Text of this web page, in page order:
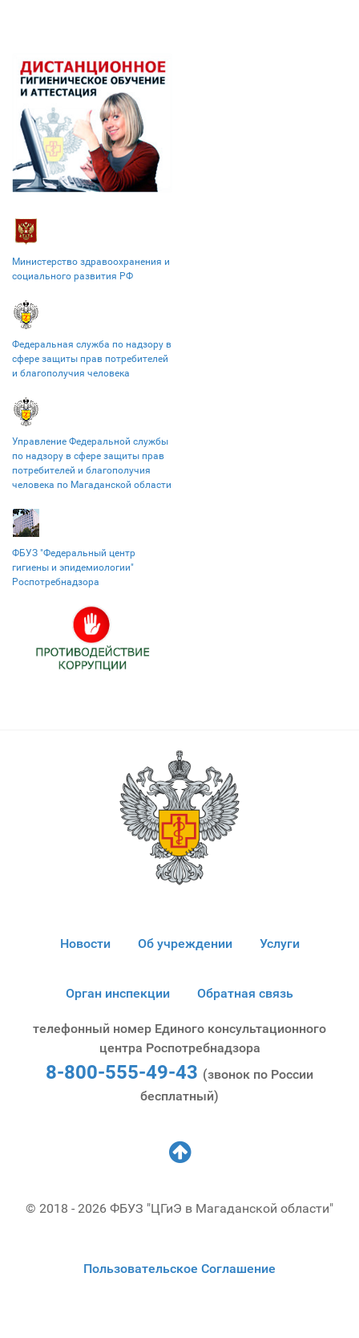
Министерство здравоохранения и
социального развития РФ
Федеральная служба по надзору в
сфере защиты прав потребителей
и благополучия человека
Управление Федеральной службы
по надзору в сфере защиты прав
потребителей и благополучия
человека по Магаданской области
ФБУЗ "Федеральный центр
гигиены и эпидемиологии"
Роспотребнадзора
Новости Об учреждении Услуги
Орган инспекции Обратная связь
телефонный номер Единого консультационного
центра Роспотребнадзора
8-800-555-49-43 (звонок по России
бесплатный)
© 2018 - 2026 ФБУЗ "ЦГиЭ в Магаданской области"
Пользовательское Соглашение